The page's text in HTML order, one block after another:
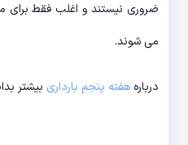
ضروری نیستند و اغلب فقط برای
می شوند.
درباره هفته پنجم بارداری بیشتر